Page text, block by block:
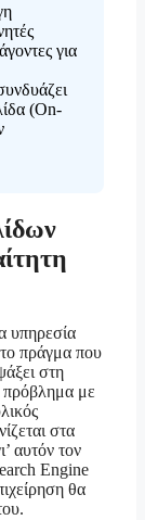
για
(On-
υπηρεσία
πράγμα που
στη
πρόβλημα με
στα
αυτόν τον
Engine
θα